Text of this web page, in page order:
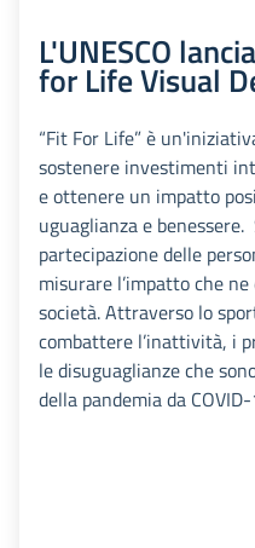
L'UNESCO
for Life Visual
“Fit For Life” è
sostenere investimenti
e ottenere un impatto
uguaglianza e
partecipazione delle
misurare l’impatto che
società. Attraverso lo
combattere l’inattività, i
le disuguaglianze che
della pandemia da